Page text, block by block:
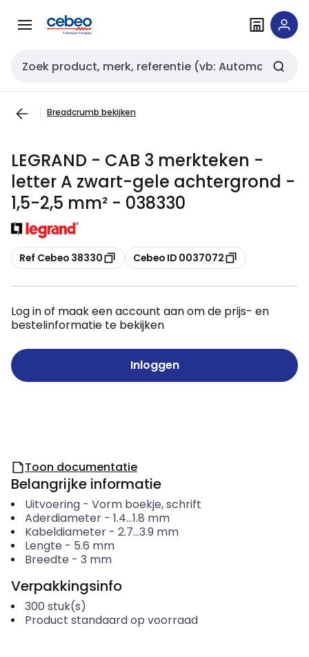
naar
naar
Zoekveld invoer
Breadcrumb bekijken
LEGRAND - CAB 3 merkteken -
letter A zwart-gele achtergrond -
1,5-2,5 mm² - 038330
Kopiëren
Ref Cebeo 38330 Kopiëren
Cebeo ID 0037072
Log in of maak een account aan om de prijs- en
bestelinformatie te bekijken
Inloggen
Toon documentatie
Belangrijke informatie
Uitvoering- Vorm boekje, schrift
Aderdiameter- 1.4...1.8 mm
Kabeldiameter- 2.7...3.9 mm
Lengte - 5.6 mm
Breedte - 3 mm
Verpakkingsinfo
300 stuk(s)
Product standaard op voorraad